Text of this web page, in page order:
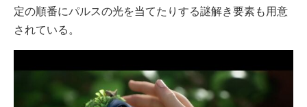
定の順番にパルスの光を当てたりする謎解き要素も用意
されている。